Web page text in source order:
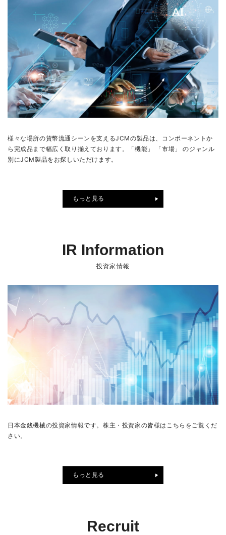
様々な場所の貨幣流通シーンを支えるJCMの製品は、コンポーネントか
ら完成品まで幅広く取り揃えております。「機能」 「市場」 のジャンル
別にJCM製品をお探しいただけます。
もっと見る
IR Information
投資家情報
日本金銭機械の投資家情報です。株主・投資家の皆様はこちらをご覧くだ
さい。
もっと見る
Recruit